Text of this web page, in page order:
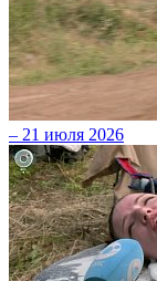
– 21 июля 2026